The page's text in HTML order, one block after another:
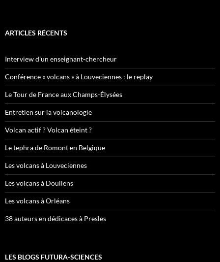
ARTICLES RÉCENTS
Interview d’un enseignant-chercheur
Conférence « volcans » à Louveciennes : le replay
Le Tour de France aux Champs-Élysées
Entretien sur la volcanologie
Volcan actif ? Volcan éteint ?
Le tephra de Romont en Belgique
Les volcans à Louveciennes
Les volcans à Doullens
Les volcans à Orléans
38 auteurs en dédicaces à Presles
LES BLOGS FUTURA-SCIENCES